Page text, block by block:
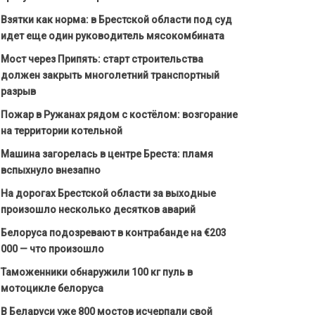
Взятки как норма: в Брестской области под суд
идет еще один руководитель мясокомбината
Мост через Припять: старт строительства
должен закрыть многолетний транспортный
разрыв
Пожар в Ружанах рядом с костёлом: возгорание
на территории котельной
Машина загорелась в центре Бреста: пламя
вспыхнуло внезапно
На дорогах Брестской области за выходные
произошло несколько десятков аварий
Белоруса подозревают в контрабанде на €203
000 — что произошло
Таможенники обнаружили 100 кг пуль в
мотоцикле белоруса
В Беларуси уже 800 мостов исчерпали свой